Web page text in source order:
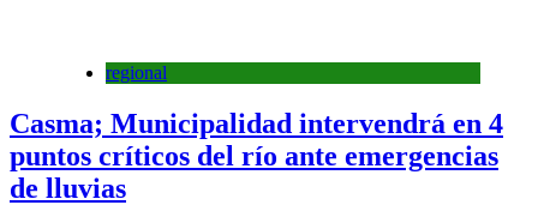
regional
Casma; Municipalidad intervendrá en 4
puntos críticos del río ante emergencias
de lluvias